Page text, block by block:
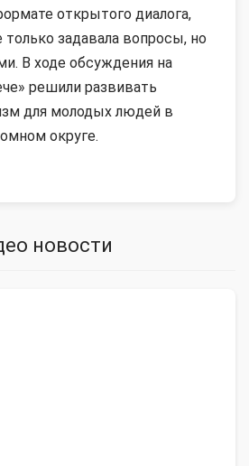
открытого диалога,
задавала вопросы, но
В ходе обсуждения на
решили развивать
для молодых людей в
округе.
новости